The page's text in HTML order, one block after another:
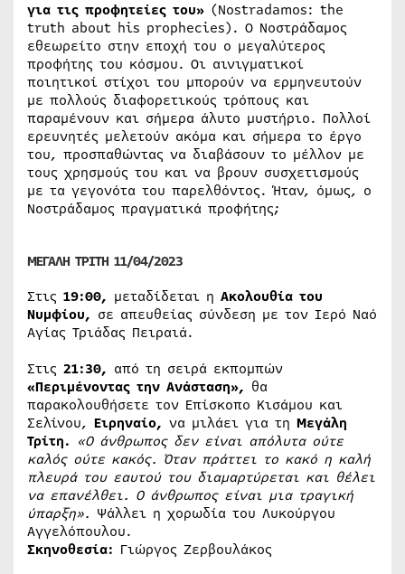
για τις προφητείες του» (Nostradamos: the
truth about his prophecies). Ο Νοστράδαμος
εθεωρείτο στην εποχή του ο μεγαλύτερος
προφήτης του κόσμου. Οι αινιγματικοί
ποιητικοί στίχοι του μπορούν να ερμηνευτούν
με πολλούς διαφορετικούς τρόπους και
παραμένουν και σήμερα άλυτο μυστήριο. Πολλοί
ερευνητές μελετούν ακόμα και σήμερα το έργο
του, προσπαθώντας να διαβάσουν το μέλλον με
τους χρησμούς του και να βρουν συσχετισμούς
με τα γεγονότα του παρελθόντος. Ήταν, όμως, ο
Νοστράδαμος πραγματικά προφήτης;
ΜΕΓΑΛΗ ΤΡΙΤΗ 11/04/2023
Στις 19:00, μεταδίδεται η Ακολουθία του
Νυμφίου, σε απευθείας σύνδεση με τον Ιερό Ναό
Αγίας Τριάδας Πειραιά.
Στις 21:30, από τη σειρά εκπομπών
«Περιμένοντας την Ανάσταση», θα
παρακολουθήσετε τον Επίσκοπο Κισάμου και
Σελίνου, Ειρηναίο, να μιλάει για τη Μεγάλη
Τρίτη. «Ο άνθρωπος δεν είναι απόλυτα ούτε
καλός ούτε κακός. Όταν πράττει το κακό η καλή
πλευρά του εαυτού του διαμαρτύρεται και θέλει
να επανέλθει. Ο άνθρωπος είναι μια τραγική
ύπαρξη». Ψάλλει η χορωδία του Λυκούργου
Αγγελόπουλου.
Σκηνοθεσία: Γιώργος Ζερβουλάκος